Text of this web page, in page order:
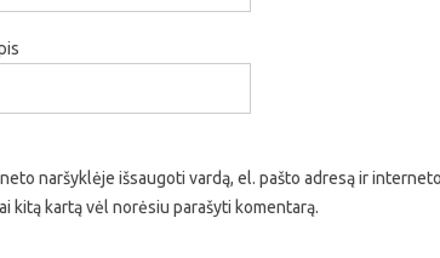
naršyklėje išsaugoti vardą, el. pašto adresą ir
kitą kartą vėl norėsiu parašyti komentarą.